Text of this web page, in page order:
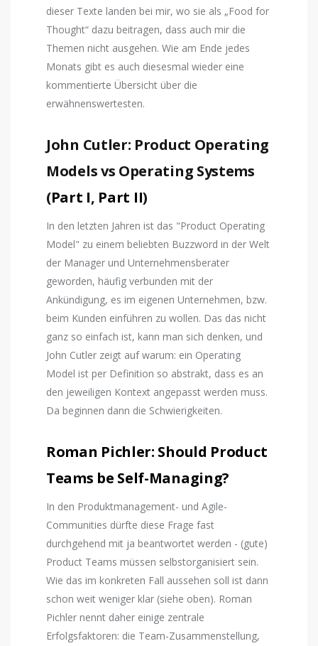
dieser Texte landen bei mir, wo sie als „Food for
Thought“ dazu beitragen, dass auch mir die
Themen nicht ausgehen. Wie am Ende jedes
Monats gibt es auch diesesmal wieder eine
kommentierte Übersicht über die
erwähnenswertesten.
John Cutler: Product Operating
Models vs Operating Systems
(Part I, Part II)
In den letzten Jahren ist das "Product Operating
Model" zu einem beliebten Buzzword in der Welt
der Manager und Unternehmensberater
geworden, häufig verbunden mit der
Ankündigung, es im eigenen Unternehmen, bzw.
beim Kunden einführen zu wollen. Das das nicht
ganz so einfach ist, kann man sich denken, und
John Cutler zeigt auf warum: ein Operating
Model ist per Definition so abstrakt, dass es an
den jeweiligen Kontext angepasst werden muss.
Da beginnen dann die Schwierigkeiten.
Roman Pichler: Should Product
Teams be Self-Managing?
In den Produktmanagement- und Agile-
Communities dürfte diese Frage fast
durchgehend mit ja beantwortet werden - (gute)
Product Teams müssen selbstorganisiert sein.
Wie das im konkreten Fall aussehen soll ist dann
schon weit weniger klar (siehe oben). Roman
Pichler nennt daher einige zentrale
Erfolgsfaktoren: die Team-Zusammenstellung,